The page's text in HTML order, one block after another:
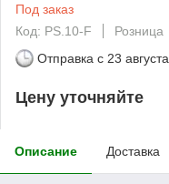
Под заказ
Код: PS.10-F
Розница
Отправка с 23
Цену уточняйте
Описание Доставка